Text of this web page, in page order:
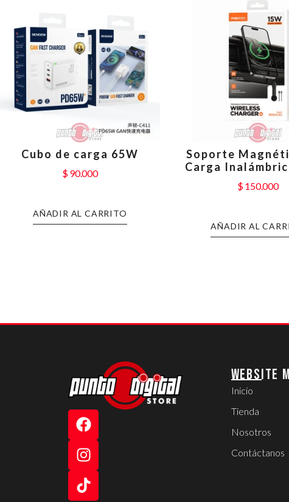
Cubo de carga 65W
$90.000
AÑADIR AL CARRITO
Soporte
Carga
$150.000
AÑADIR AL
WEBSITE
Inicio
Tienda
Nosotros
Contáctanos